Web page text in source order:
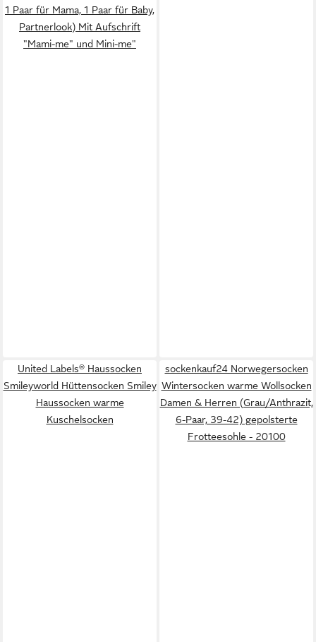
1 Paar für Mama, 1 Paar für Baby,
Partnerlook) Mit Aufschrift
"Mami-me" und Mini-me"
United Labels® Haussocken
Smileyworld Hüttensocken Smiley
Haussocken warme
Kuschelsocken
sockenkauf24 Norwegersocken
Wintersocken warme Wollsocken
Damen & Herren (Grau/Anthrazit,
6-Paar, 39-42) gepolsterte
Frotteesohle - 20100